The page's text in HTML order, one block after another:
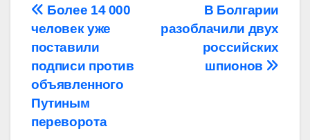
Навигация
по
записям
В Болгарии
разоблачили двух
российских
шпионов
Более 14 000
человек уже
поставили
подписи против
объявленного
Путиным
переворота